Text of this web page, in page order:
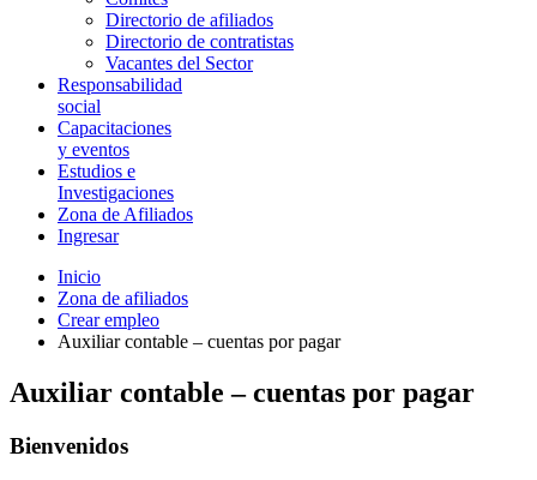
Directorio de afiliados
Directorio de contratistas
Vacantes del Sector
Responsabilidad
social
Capacitaciones
y eventos
Estudios e
Investigaciones
Zona de Afiliados
Ingresar
Inicio
Zona de afiliados
Crear empleo
Auxiliar contable – cuentas por pagar
Auxiliar contable – cuentas por pagar
Bienvenidos